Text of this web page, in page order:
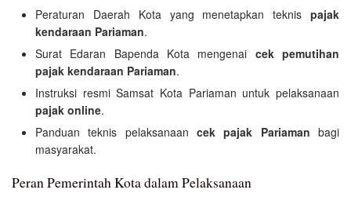
Peraturan Daerah Kota yang menetapkan teknis pajak
kendaraan Pariaman.
Surat Edaran Bapenda Kota mengenai cek pemutihan
pajak kendaraan Pariaman.
Instruksi resmi Samsat Kota Pariaman untuk pelaksanaan
pajak online.
Panduan teknis pelaksanaan cek pajak Pariaman bagi
masyarakat.
Peran Pemerintah Kota dalam Pelaksanaan